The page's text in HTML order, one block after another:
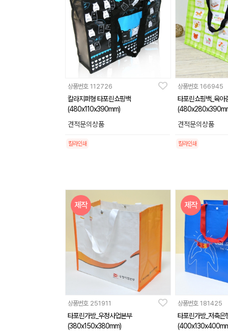
상품번호 112726
칼라지퍼형 타포린쇼핑백
(480x110x390mm)
견적문의상품
칼라인쇄
상품번호 166945
타포린쇼핑백_육아
견적문의상품
칼라인쇄
제작
상품번호 251911
타포린가방_우정사업본부
(380x150x380mm)
제작
상품번호 181425
타포린가방_저축은